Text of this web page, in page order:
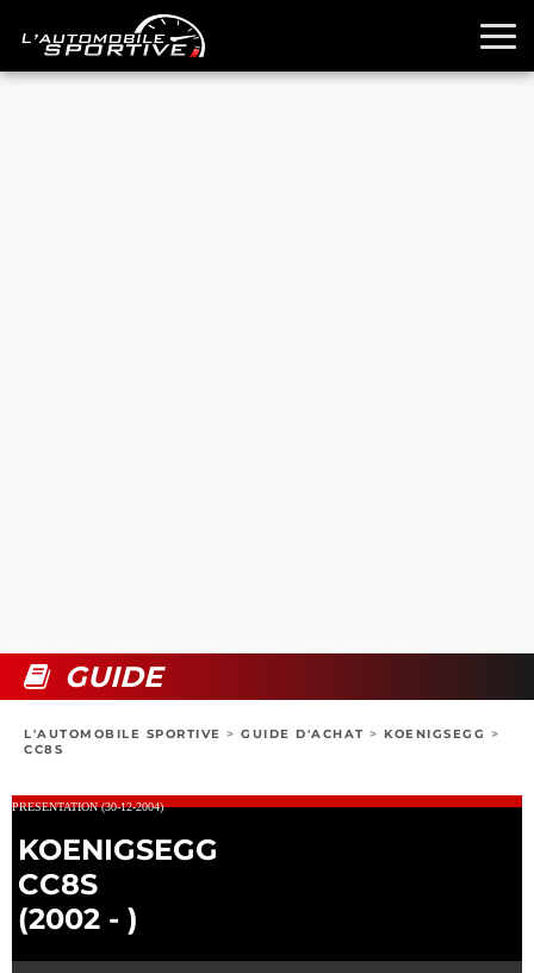
BOUTIQUE
GUIDE
L'AUTOMOBILE SPORTIVE > GUIDE D'ACHAT > KOENIGSEGG >
CC8S
PRESENTATION (30-12-2004)
KOENIGSEGG
CC8S
(2002 - )